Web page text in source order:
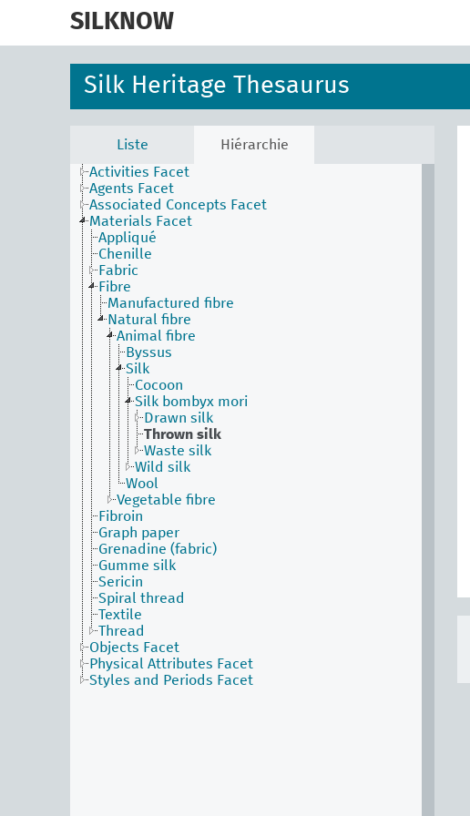
SILKNOW
Silk Heritage Thesaurus
Liste
Hiérarchie
Activities Facet
Agents Facet
Associated Concepts Facet
Materials Facet
Appliqué
Chenille
Fabric
Fibre
Manufactured fibre
Natural fibre
Animal fibre
Byssus
Silk
Cocoon
Silk bombyx mori
Drawn silk
Thrown silk
Waste silk
Wild silk
Wool
Vegetable fibre
Fibroin
Graph paper
Grenadine (fabric)
Gumme silk
Sericin
Spiral thread
Textile
Thread
Objects Facet
Physical Attributes Facet
Styles and Periods Facet